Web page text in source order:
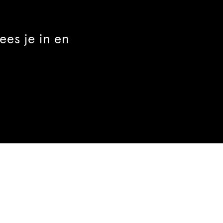
je in en